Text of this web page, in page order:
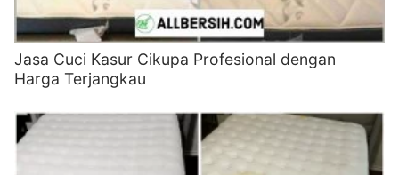
Jasa Cuci Kasur Cikupa Profesional dengan
Harga Terjangkau